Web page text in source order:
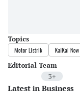
Topics
Motor Listrik KaiKai Now
Editorial Team
3+
Editor
Latest in Business